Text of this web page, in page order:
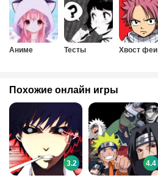
Аниме Тесты Хвост феи
Похожие онлайн игры
3.2 4.4